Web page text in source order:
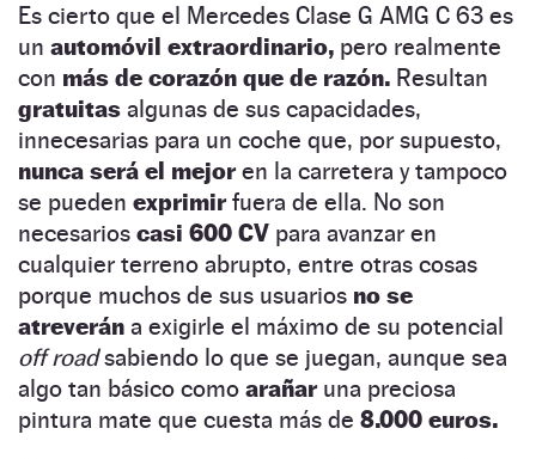
Es cierto que el Mercedes Clase G AMG C 63 es
un automóvil extraordinario, pero realmente
con más de corazón que de razón. Resultan
gratuitas algunas de sus capacidades,
innecesarias para un coche que, por supuesto,
nunca será el mejoren la carretera y tampoco
se pueden exprimirfuera de ella. No son
necesarios casi 600 CV para avanzar en
cualquier terreno abrupto, entre otras cosas
porque muchos de sus usuarios no se
atreverán a exigirle el máximo de su potencial
off roadsabiendo lo que se juegan, aunque sea
algo tan básico como arañar una preciosa
pintura mate que cuesta más de 8.000 euros.